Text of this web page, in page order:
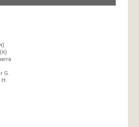
Luciano Mora-Osejo (א)
Valentina Marulanda (א)
G.